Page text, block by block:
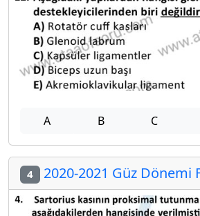
A B C
4 2020-2021 Güz Dönemi